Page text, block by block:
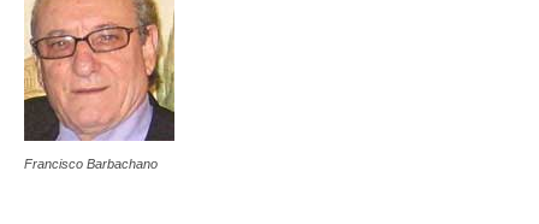
Francisco Barbachano